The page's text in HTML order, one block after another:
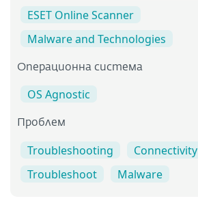
ESET Online Scanner
Malware and Technologies
Операционна система
OS Agnostic
Проблем
Troubleshooting
Connectivity
Troubleshoot
Malware